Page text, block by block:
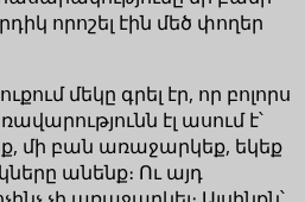
որոշել էին մեծ փողեր
մեկը գրել էր, որ բոլորս
էլ ասում է՝
մի բան առաջարկեք, եկեք
անենք։ Ու այդ